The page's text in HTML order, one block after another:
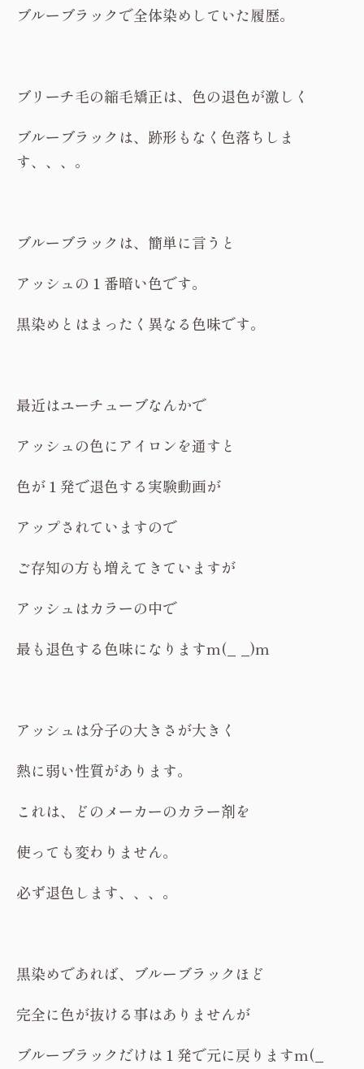
ブルーブラックで全体染めしていた履歴。
ブリーチ毛の縮毛矯正は、色の退色が激しく
ブルーブラックは、跡形もなく色落ちしま
す、、、。
ブルーブラックは、簡単に言うと
アッシュの１番暗い色です。
黒染めとはまったく異なる色味です。
最近はユーチューブなんかで
アッシュの色にアイロンを通すと
色が１発で退色する実験動画が
アップされていますので
ご存知の方も増えてきていますが
アッシュはカラーの中で
最も退色する色味になりますm(_ _)m
アッシュは分子の大きさが大きく
熱に弱い性質があります。
これは、どのメーカーのカラー剤を
使っても変わりません。
必ず退色します、、、。
黒染めであれば、ブルーブラックほど
完全に色が抜ける事はありませんが
ブルーブラックだけは１発で元に戻りますm(_